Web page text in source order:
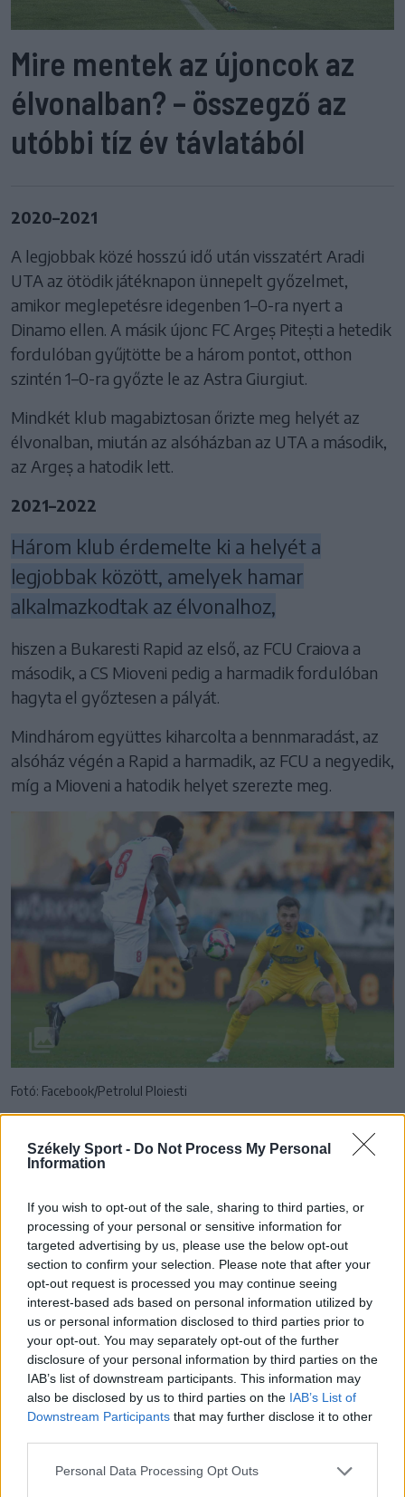
Székely Sport - Do Not Process My Personal
Information
If you wish to opt-out of the sale, sharing to third parties, or
processing of your personal or sensitive information for
targeted advertising by us, please use the below opt-out
section to confirm your selection. Please note that after your
opt-out request is processed you may continue seeing
interest-based ads based on personal information utilized by
us or personal information disclosed to third parties prior to
your opt-out. You may separately opt-out of the further
disclosure of your personal information by third parties on the
IAB’s list of downstream participants. This information may
also be disclosed by us to third parties on the IAB’s List of
Downstream Participants that may further disclose it to other
Personal Data Processing Opt Outs
Mire mentek az újoncok az
élvonalban? – összegző az
utóbbi tíz év távlatából
2020–2021
A legjobbak közé hosszú idő után visszatért Aradi
UTA az ötödik játéknapon ünnepelt győzelmet,
amikor meglepetésre idegenben 1–0-ra nyert a
Dinamo ellen. A másik újonc FC Argeș Pitești a hetedik
fordulóban gyűjtötte be a három pontot, otthon
szintén 1–0-ra győzte le az Astra Giurgiut.
Mindkét klub magabiztosan őrizte meg helyét az
élvonalban, miután az alsóházban az UTA a második,
az Argeș a hatodik lett.
2021–2022
Három klub érdemelte ki a helyét a
legjobbak között, amelyek hamar
alkalmazkodtak az élvonalhoz,
hiszen a Bukaresti Rapid az első, az FCU Craiova a
második, a CS Mioveni pedig a harmadik fordulóban
hagyta el győztesen a pályát.
Mindhárom együttes kiharcolta a bennmaradást, az
alsóház végén a Rapid a harmadik, az FCU a negyedik,
míg a Mioveni a hatodik helyet szerezte meg.
Fotó: Facebook/Petrolul Ploiesti
2022–2023
Kolozsvári U voltak az újoncok. A nagyszebeniek
rögtön a nyitófordulóban nyerni tudtak, míg a másik
két együttes egymás elleni párharcában a negyedik
játéknapon a ploiești-i gárda bizonyult jobbnak,
az U-nak pedig a 10. fordulóig kellett várni
az első győzelmére.
A szezon során remekül meneteltek, az alsóházban a
Petrolul a második, illetve a kolozsvári csapat a
negyedik, míg a Hermannstadt az ötödik helyen
végzett.